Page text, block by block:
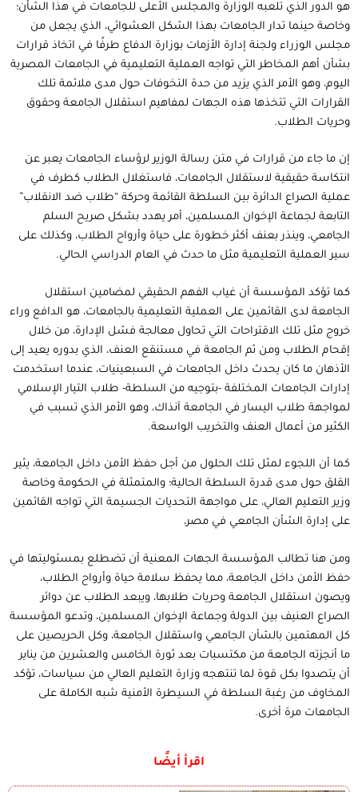
هو الدور الذي تلعبه الوزارة والمجلس الأعلى للجامعات في هذا الشأن؛
وخاصة حينما تدار الجامعات بهذا الشكل العشوائي، الذي يجعل من
مجلس الوزراء ولجنة إدارة الأزمات بوزارة الدفاع طرفًا في اتخاذ قرارات
بشأن أهم المخاطر التي تواجه العملية التعليمية في الجامعات المصرية
اليوم، وهو الأمر الذي يزيد من حدة التخوفات حول مدى ملائمة تلك
القرارات التي تتخذها هذه الجهات لمفاهيم استقلال الجامعة وحقوق
وحريات الطلاب.
إن ما جاء من قرارات في متن رسالة الوزير لرؤساء الجامعات يعبر عن
انتكاسة حقيقية لاستقلال الجامعات، فاستغلال الطلاب كطرف في
عملية الصراع الدائرة بين السلطة القائمة وحركة “طلاب ضد الانقلاب”
التابعة لجماعة الإخوان المسلمين، أمر يهدد بشكل صريح السلم
الجامعي، وينذر بعنف أكثر خطورة على حياة وأرواح الطلاب، وكذلك على
سير العملية التعليمية مثل ما حدث في العام الدراسي الحالي.
كما تؤكد المؤسسة أن غياب الفهم الحقيقي لمضامين استقلال
الجامعة لدى القائمين على العملية التعليمية بالجامعات، هو الدافع وراء
خروج مثل تلك الاقتراحات التي تحاول معالجة فشل الإدارة، من خلال
إقحام الطلاب ومن ثم الجامعة في مستنقع العنف، الذي بدوره يعيد إلى
الأذهان ما كان يحدث داخل الجامعات في السبعينيات، عندما استخدمت
إدارات الجامعات المختلفة -بتوجيه من السلطة- طلاب التيار الإسلامي
لمواجهة طلاب اليسار في الجامعة آنذاك، وهو الأمر الذي تسبب في
الكثير من أعمال العنف والتخريب الواسعة.
كما أن اللجوء لمثل تلك الحلول من أجل حفظ الأمن داخل الجامعة، يثير
القلق حول مدى قدرة السلطة الحالية؛ والمتمثلة في الحكومة وخاصة
وزير التعليم العالي، على مواجهة التحديات الجسيمة التي تواجه القائمين
على إدارة الشأن الجامعي في مصر،
ومن هنا تطالب المؤسسة الجهات المعنية أن تضطلع بمسئوليتها في
حفظ الأمن داخل الجامعة، مما يحفظ سلامة حياة وأرواح الطلاب،
ويصون استقلال الجامعة وحريات طلابها، ويبعد الطلاب عن دوائر
الصراع العنيف بين الدولة وجماعة الإخوان المسلمين، وتدعو المؤسسة
كل المهتمين بالشأن الجامعي واستقلال الجامعة، وكل الحريصين على
ما أنجزته الجامعة من مكتسبات بعد ثورة الخامس والعشرين من يناير
أن يتصدوا بكل قوة لما تنتهجه وزارة التعليم العالي من سياسات، تؤكد
المخاوف من رغبة السلطة في السيطرة الأمنية شبه الكاملة على
الجامعات مرة أخرى.
اقرأ أيضًا